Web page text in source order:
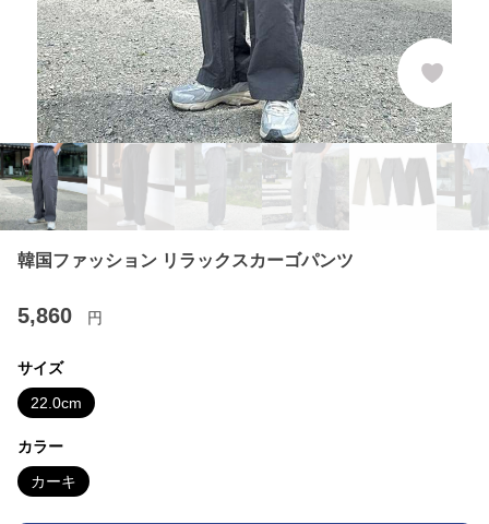
韓国ファッション リラックスカーゴパンツ
5,860 円
サイズ
22.0cm
カラー
カーキ